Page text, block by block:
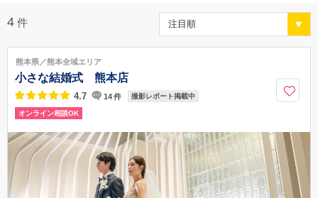
4 件
熊本県／熊本全域エリア
小さな結婚式 熊本店
4.7 14件 撮影レポート掲載中
オンライン相談OK